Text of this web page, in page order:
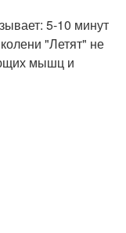
5-10 минут
"Летят" не
мышц и